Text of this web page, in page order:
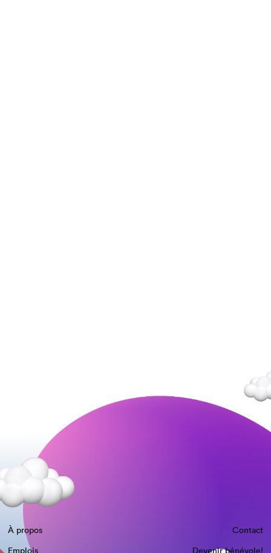
À propos
Contact
Emplois
Devenir bénévole!